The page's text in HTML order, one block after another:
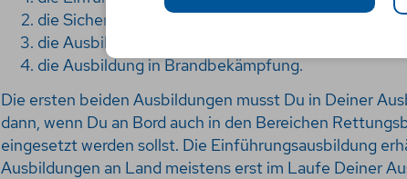
die Sicherheitsgrundausbildung für Seeleute,
die Ausbildung Rettungsbootsleute und
die Ausbildung in Brandbekämpfung.
Die ersten beiden Ausbildungen musst Du in Deiner
dann, wenn Du an Bord auch in den Bereichen
eingesetzt werden sollst. Die Einführungsausbildung
Ausbildungen an Land meistens erst im Laufe Deiner